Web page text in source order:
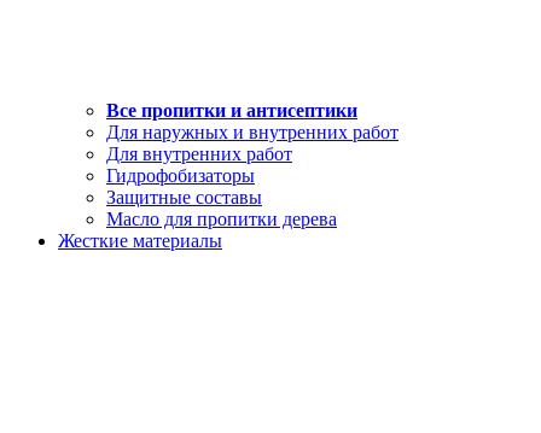
Все пропитки и антисептики
Для наружных и внутренних работ
Для внутренних работ
Гидрофобизаторы
Защитные составы
Масло для пропитки дерева
Жесткие материалы